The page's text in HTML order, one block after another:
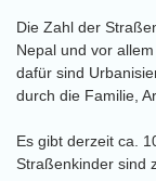
Die Zahl der
Nepal und vor
dafür sind
durch die Familie,
Es gibt derzeit ca.
Straßenkinder sind